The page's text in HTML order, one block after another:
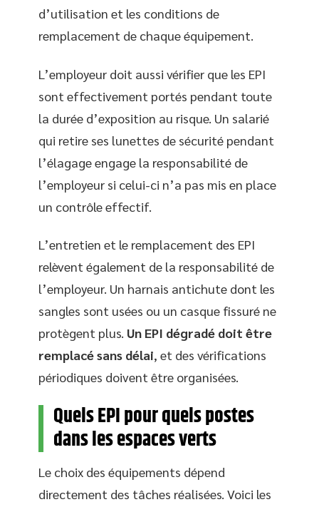
d’utilisation et les conditions de
remplacement de chaque équipement.
L’employeur doit aussi vérifier que les EPI
sont effectivement portés pendant toute
la durée d’exposition au risque. Un salarié
qui retire ses lunettes de sécurité pendant
l’élagage engage la responsabilité de
l’employeur si celui-ci n’a pas mis en place
un contrôle effectif.
L’entretien et le remplacement des EPI
relèvent également de la responsabilité de
l’employeur. Un harnais antichute dont les
sangles sont usées ou un casque fissuré ne
protègent plus. Un EPI dégradé doit être
remplacé sans délai, et des vérifications
périodiques doivent être organisées.
Quels EPI pour quels postes
dans les espaces verts
Le choix des équipements dépend
directement des tâches réalisées. Voici les